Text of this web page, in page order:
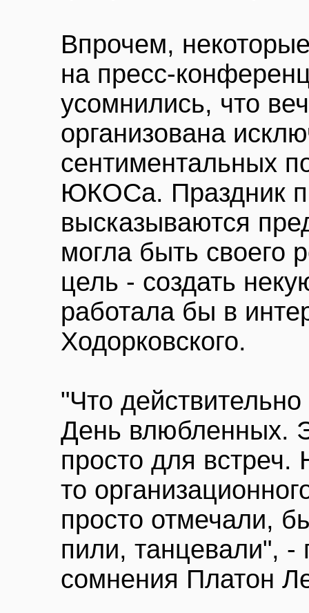
Впрочем,
на пресс-
усомнились, что
организована
сентиментальных
ЮКОСа. Праздник
высказываются
могла быть своего
цель - создать
работала бы в
Ходорковского.
"Что
День влюбленных.
просто для встреч.
то
просто отмечали,
пили, танцевали", -
сомнения Платон